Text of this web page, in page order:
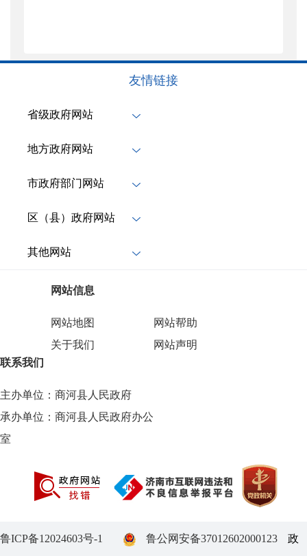
友情链接
省级政府网站
地方政府网站
市政府部门网站
区（县）政府网站
其他网站
网站信息
网站地图
网站帮助
关于我们
网站声明
联系我们
主办单位：商河县人民政府
承办单位：商河县人民政府办公
室
鲁ICP备12024603号-1 鲁公网安备37012602000123 政